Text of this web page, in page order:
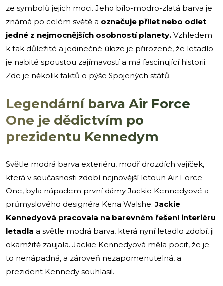
ze symbolů jejich moci. Jeho bílo-modro-zlatá barva je
známá po celém světě a označuje přílet nebo odlet
jedné z nejmocnějších osobností planety. Vzhledem
k tak důležité a jedinečné úloze je přirozené, že letadlo
je nabité spoustou zajímavostí a má fascinující historii.
Zde je několik faktů o pýše Spojených států.
Legendární barva Air Force
One je dědictvím po
prezidentu Kennedym
Světle modrá barva exteriéru, modř drozdích vajíček,
která v současnosti zdobí nejnovější letoun Air Force
One, byla nápadem první dámy Jackie Kennedyové a
průmyslového designéra Kena Walshe.Jackie
Kennedyová pracovala na barevném řešení interiéru
letadla a světle modrá barva, která nyní letadlo zdobí, ji
okamžitě zaujala. Jackie Kennedyová měla pocit, že je
to nenápadná, a zároveň nezapomenutelná, a
prezident Kennedy souhlasil.